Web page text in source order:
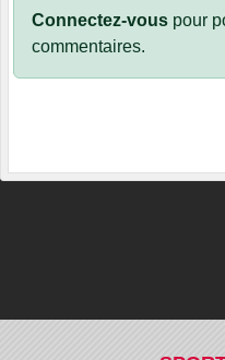
Connectez-vous pour
commentaires.